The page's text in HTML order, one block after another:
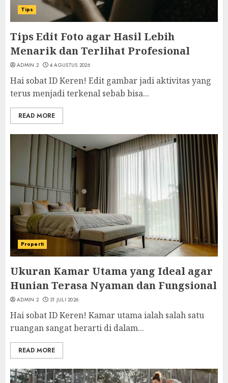
Tips
Tips Edit Foto agar Hasil Lebih
Menarik dan Terlihat Profesional
ADMIN 2 4 AGUSTUS 2026
Hai sobat ID Keren! Edit gambar jadi aktivitas yang
terus menjadi terkenal sebab bisa...
READ MORE
Properti
Ukuran Kamar Utama yang Ideal agar
Hunian Terasa Nyaman dan Fungsional
ADMIN 2 31 JULI 2026
Hai sobat ID Keren! Kamar utama ialah salah satu
ruangan sangat berarti di dalam...
READ MORE